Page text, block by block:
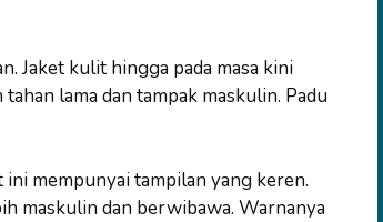
Jaket kulit hingga pada masa kini
lama dan tampak maskulin. Padu
mempunyai tampilan yang keren.
maskulin dan berwibawa. Warnanya